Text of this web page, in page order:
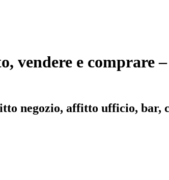
vendere e comprare
negozio, affitto ufficio, bar,